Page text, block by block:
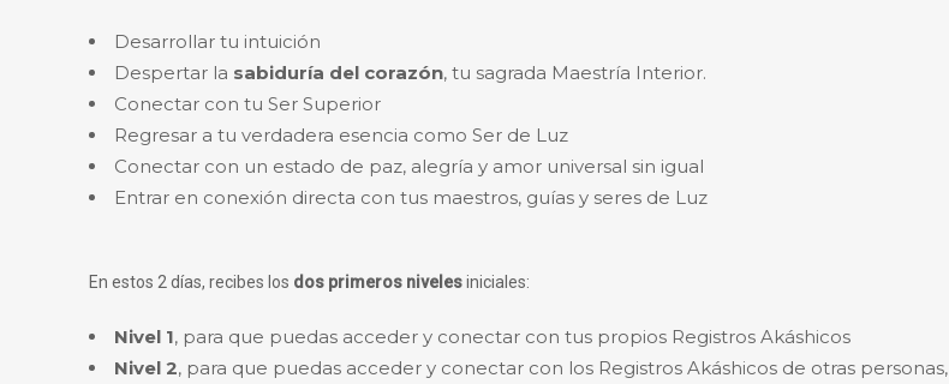
Desarrollar tu intuición
Despertar la sabiduría del corazón, tu sagrada Maestría Interior.
Conectar con tu Ser Superior
Regresar a tu verdadera esencia como Ser de Luz
Conectar con un estado de paz, alegría y amor universal sin igual
Entrar en conexión directa con tus maestros, guías y seres de Luz
En estos 2 días, recibes los dos primeros nivelesiniciales:
Nivel 1, para que puedas acceder y conectar con tus propios Registros Akáshicos
Nivel 2, para que puedas acceder y conectar con los Registros Akáshicos de otras personas,